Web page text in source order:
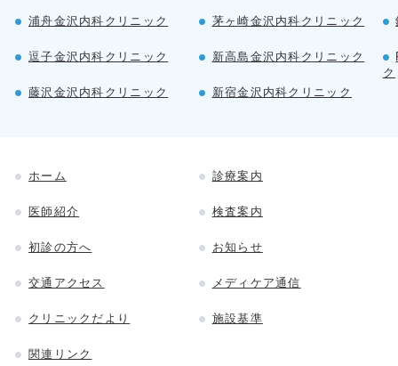
浦舟金沢内科クリニック
逗子金沢内科クリニック
藤沢金沢内科クリニック
茅ヶ崎金沢内科クリニック
新高島金沢内科クリニック
新宿金沢内科クリニック
ク
ホーム 診療案内
医師紹介 検査案内
初診の方へ お知らせ
交通アクセス メディケア通信
クリニックだより 施設基準
関連リンク